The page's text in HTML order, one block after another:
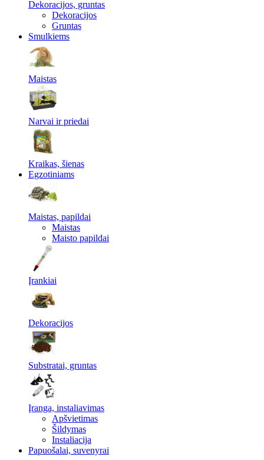
Dekoracijos, gruntas
Dekoracijos
Gruntas
Smulkiems
Maistas
Narvai ir priedai
Kraikas, šienas
Egzotiniams
Maistas, papildai
Maistas
Maisto papildai
Įrankiai
Dekoracijos
Substratai, gruntas
Įranga, instaliavimas
Apšvietimas
Šildymas
Instaliacija
Papuošalai, suvenyrai